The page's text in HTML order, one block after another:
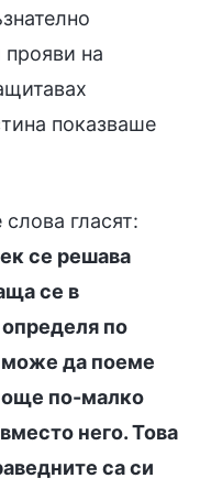
на
показваше
гласят:
се решава
се в
по
може да поеме
още по-малко
него. Това
са си